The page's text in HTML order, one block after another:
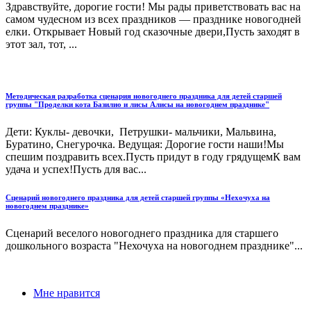
Здравствуйте, дорогие гости! Мы рады приветствовать вас на
самом чудесном из всех праздников — празднике новогодней
елки. Открывает Новый год сказочные двери,Пусть заходят в
этот зал, тот, ...
Методическая разработка сценария новогоднего праздника для детей старшей
группы "Проделки кота Базилио и лисы Алисы на новогоднем празднике"
Дети: Куклы- девочки, Петрушки- мальчики, Мальвина,
Буратино, Снегурочка. Ведущая: Дорогие гости наши!Мы
спешим поздравить всех.Пусть придут в году грядущемК вам
удача и успех!Пусть для вас...
Сценарий новогоднего праздника для детей старшей группы «Нехочуха на
новогоднем празднике»
Сценарий веселого новогоднего праздника для старшего
дошкольного возраста "Нехочуха на новогоднем празднике"...
Мне нравится